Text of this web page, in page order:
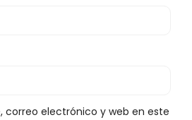
correo electrónico y web en este